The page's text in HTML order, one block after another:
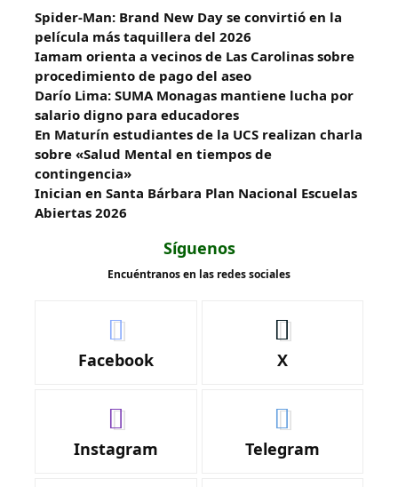
Spider-Man: Brand New Day se convirtió en la
película más taquillera del 2026
Iamam orienta a vecinos de Las Carolinas sobre
procedimiento de pago del aseo
Darío Lima: SUMA Monagas mantiene lucha por
salario digno para educadores
En Maturín estudiantes de la UCS realizan charla
sobre «Salud Mental en tiempos de
contingencia»
Inician en Santa Bárbara Plan Nacional Escuelas
Abiertas 2026
Síguenos
Encuéntranos en las redes sociales
Facebook X
Instagram Telegram